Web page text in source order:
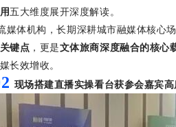
五大维度展开深度解读。
媒体机构，长期深耕城市融媒体核心
键点 ，更是文体旅商深度融合的核心
长效增收。
现场搭建直播实操看台获参会嘉宾高